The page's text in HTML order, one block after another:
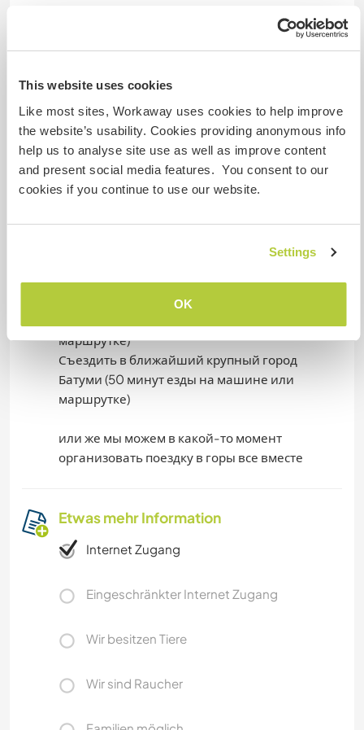
This website uses cookies
Like most sites, Workaway uses cookies to help improve
the website’s usability. Cookies providing anonymous info
help us to analyse site use as well as improve content
and present social media features. You consent to our
cookies if you continue to use our website.
Settings
OK
beauty of the national park.
Go to the nearby town of Poti for shopping (10
minutes by car or minibus).
Go to the nearest large city, Batumi (50 minutes
by car or minibus).
together at some point.
В свободное время вы можете насладится
природой нацпарка
Съездить в ближайшие город Поти за
маршрутке)
Съездить в ближайший крупный город
Батуми (50 минут езды на машине или
маршрутке)
или же мы можем в какой-то момент
организовать поездку в горы все вместе
Etwas mehr Information
Internet Zugang
Eingeschränkter Internet Zugang
Wir besitzen Tiere
Wir sind Raucher